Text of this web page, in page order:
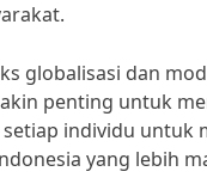
globalisasi dan
penting untuk
individu untuk
yang lebih